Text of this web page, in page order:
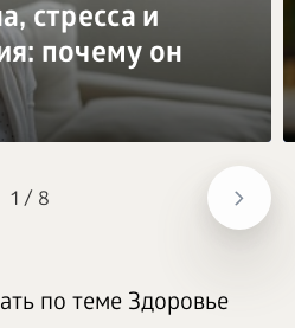
1 / 8
стресса и
почему он
по теме Здоровье